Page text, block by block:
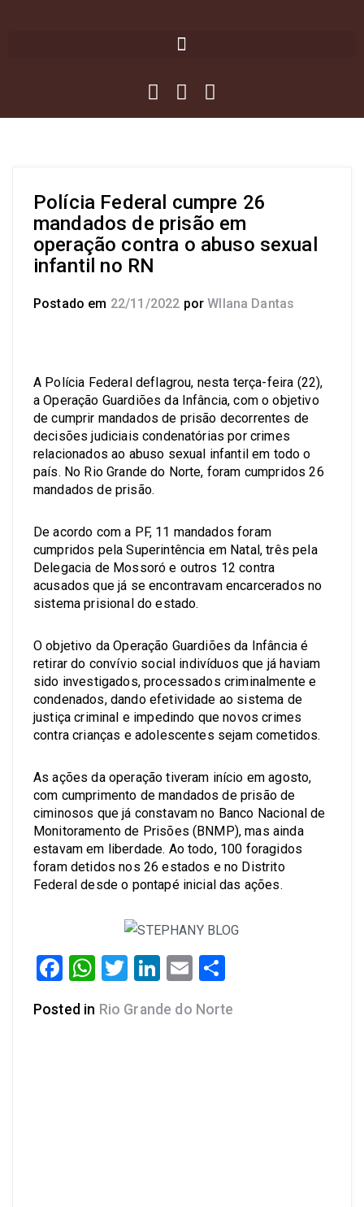
Polícia Federal cumpre 26
mandados de prisão em
operação contra o abuso sexual
infantil no RN
Postado em 22/11/2022 por Wllana Dantas
A Polícia Federal deflagrou, nesta terça-feira (22),
a Operação Guardiões da Infância, com o objetivo
de cumprir mandados de prisão decorrentes de
decisões judiciais condenatórias por crimes
relacionados ao abuso sexual infantil em todo o
país. No Rio Grande do Norte, foram cumpridos 26
mandados de prisão.
De acordo com a PF, 11 mandados foram
cumpridos pela Superintência em Natal, três pela
Delegacia de Mossoró e outros 12 contra
acusados que já se encontravam encarcerados no
sistema prisional do estado.
O objetivo da Operação Guardiões da Infância é
retirar do convívio social indivíduos que já haviam
sido investigados, processados criminalmente e
condenados, dando efetividade ao sistema de
justiça criminal e impedindo que novos crimes
contra crianças e adolescentes sejam cometidos.
As ações da operação tiveram início em agosto,
com cumprimento de mandados de prisão de
ciminosos que já constavam no Banco Nacional de
Monitoramento de Prisões (BNMP), mas ainda
estavam em liberdade. Ao todo, 100 foragidos
foram detidos nos 26 estados e no Distrito
Federal desde o pontapé inicial das ações.
Facebook
WhatsApp
Twitter
LinkedIn
Email
Posted in Rio Grande do Norte